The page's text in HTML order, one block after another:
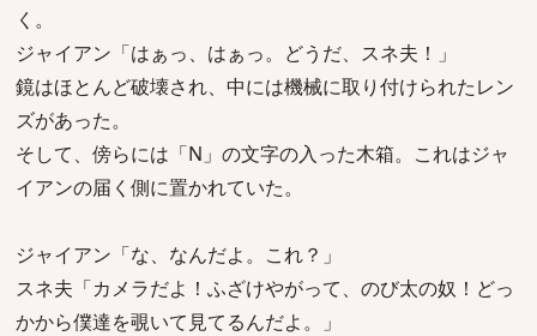
く。
ジャイアン「はぁっ、はぁっ。どうだ、スネ夫！」
鏡はほとんど破壊され、中には機械に取り付けられたレン
ズがあった。
そして、傍らには「N」の文字の入った木箱。これはジャ
イアンの届く側に置かれていた。
ジャイアン「な、なんだよ。これ？」
スネ夫「カメラだよ！ふざけやがって、のび太の奴！どっ
かから僕達を覗いて見てるんだよ。」